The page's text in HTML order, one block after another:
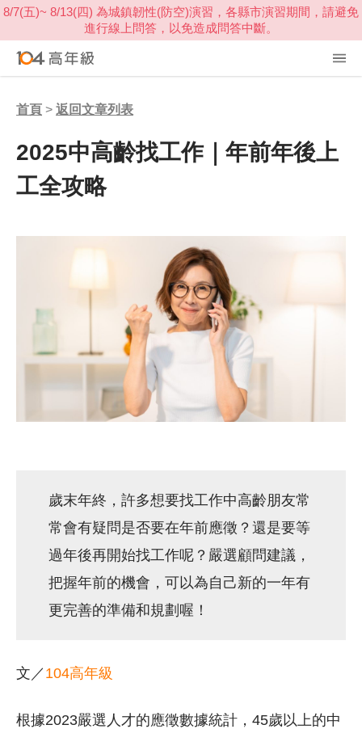
首頁 > 返回文章列表
2025中高齡找工作｜年前年後上
工全攻略
歲末年終，許多想要找工作中高齡朋友常
常會有疑問是否要在年前應徵？還是要等
過年後再開始找工作呢？嚴選顧問建議，
把握年前的機會，可以為自己新的一年有
更完善的準備和規劃喔！
文／ 104高年級
根據2023嚴選人才的應徵數據統計，45歲以上的中